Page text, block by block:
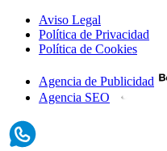
Aviso Legal
Política de Privacidad
Política de Cookies
Agencia de Publicidad
Agencia SEO